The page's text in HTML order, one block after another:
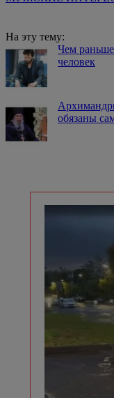
На эту тему:
Чем
человек
обязаны